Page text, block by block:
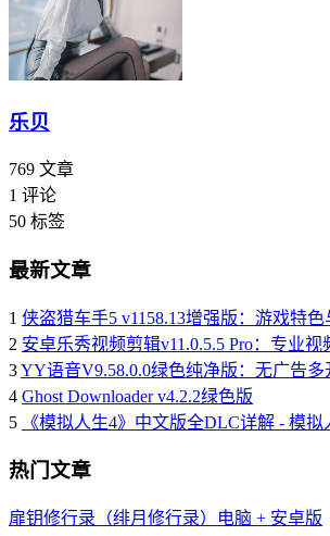
乐贝
769 文章
1 评论
50 标签
最新文章
1 侠盗猎车手5 v1158.13增强版：游戏特
2 安卓乐秀视频剪辑v11.0.5.5 Pro：专业
3YY语音V9.58.0.0绿色纯净版：无广告多
4 Ghost Downloader v4.2.2绿色版
5
《模拟人生4》中文版全DLC详解 - 模
热门文章
扉钥修行录（绯月修行录）电脑 + 安卓版